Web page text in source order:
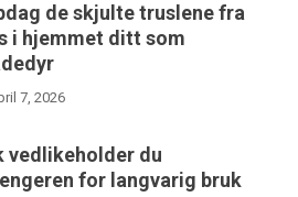
de skjulte truslene fra
i hjemmet ditt som
7, 2026
vedlikeholder du
for langvarig bruk